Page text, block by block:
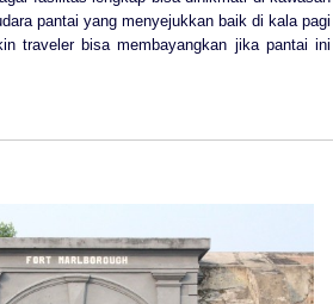
pantai yang menyejukkan baik di kala pagi
traveler bisa membayangkan jika pantai ini